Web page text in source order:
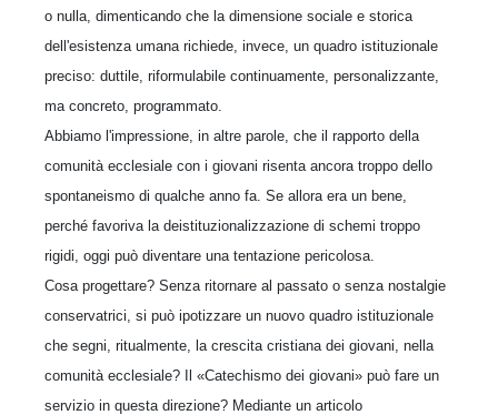
o nulla, dimenticando che la dimensione sociale e storica
dell'esistenza umana richiede, invece, un quadro istituzionale
preciso: duttile, riformulabile continuamente, personalizzante,
ma concreto, programmato.
Abbiamo l'impressione, in altre parole, che il rapporto della
comunità ecclesiale con i giovani risenta ancora troppo dello
spontaneismo di qualche anno fa. Se allora era un bene,
perché favoriva la deistituzionalizzazione di schemi troppo
rigidi, oggi può diventare una tentazione pericolosa.
Cosa progettare? Senza ritornare al passato o senza nostalgie
conservatrici, si può ipotizzare un nuovo quadro istituzionale
che segni, ritualmente, la crescita cristiana dei giovani, nella
comunità ecclesiale? Il «Catechismo dei giovani» può fare un
servizio in questa direzione? Mediante un articolo